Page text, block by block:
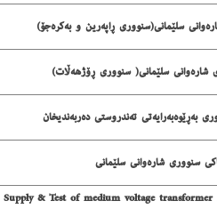
سلێمانی(سنووری ڕاپه‌رین و به‌كره‌جۆ)
سلێمانی( سنووری ڕۆژهه‌ڵات)
به‌ڕێوه‌به‌رایه‌تی ته‌ندروستی ده‌ربه‌ندیخان
سنووری شاره‌وانی سلێمانی
Supply & Test of medium voltage